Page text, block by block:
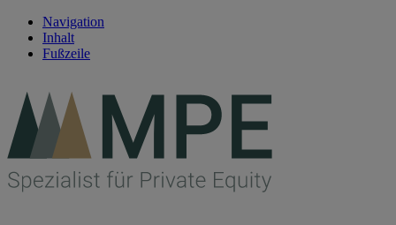
Navigation
Inhalt
Fußzeile